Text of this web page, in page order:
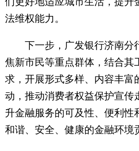
法维权能力。
下一步，广发银行济南分
焦新市民等重点群体，结合其
求，开展形式多样、内容丰富
动，推动消费者权益保护宣传
升金融服务的可及性、便利性
和谐、安全、健康的金融环境